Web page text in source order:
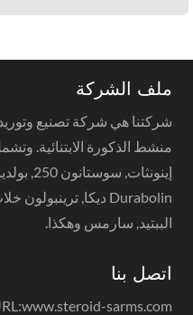
ملف الشركة
شركتنا هي شركة تصنيع
منشط الذكورة الابتنائية.
الببتيد, سارمس وهكذا.
اتصل بنا
URL:www.steroid-sarms.com